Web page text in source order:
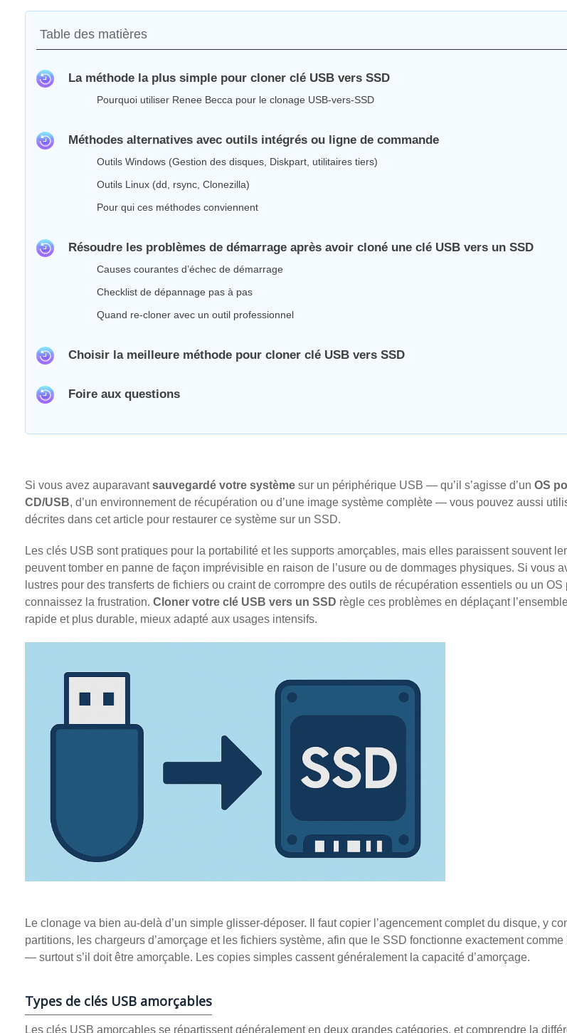
Table des matières
La méthode la plus simple pour cloner clé USB vers SSD
Pourquoi utiliser Renee Becca pour le clonage USB‑vers‑SSD
Méthodes alternatives avec outils intégrés ou ligne de commande
Outils Windows (Gestion des disques, Diskpart, utilitaires tiers)
Outils Linux (dd, rsync, Clonezilla)
Pour qui ces méthodes conviennent
Résoudre les problèmes de démarrage après avoir cloné une clé USB vers un SSD
Causes courantes d’échec de démarrage
Checklist de dépannage pas à pas
Quand re‑cloner avec un outil professionnel
Choisir la meilleure méthode pour cloner clé USB vers SSD
Foire aux questions
Si vous avez auparavantsauvegardé votre système sur un périphérique USB — qu’il s’agisse d’un OS
CD/USB, d’un environnement de récupération ou d’une image système complète — vous pouvez aussi
décrites dans cet article pour restaurer ce système sur un SSD.
Les clés USB sont pratiques pour la portabilité et les supports amorçables, mais elles paraissent souvent
peuvent tomber en panne de façon imprévisible en raison de l’usure ou de dommages physiques. Si vous
lustres pour des transferts de fichiers ou craint de corrompre des outils de récupération essentiels ou un OS
connaissez la frustration. Cloner votre clé USB vers un SSD règle ces problèmes en déplaçant
rapide et plus durable, mieux adapté aux usages intensifs.
Le clonage va bien au‑delà d’un simple glisser‑déposer. Il faut copier l’agencement complet du disque, y
partitions, les chargeurs d’amorçage et les fichiers système, afin que le SSD fonctionne exactement
— surtout s’il doit être amorçable. Les copies simples cassent généralement la capacité d’amorçage.
Types de clés USB amorçables
Les clés USB amorçables se répartissent généralement en deux grandes catégories, et comprendre la